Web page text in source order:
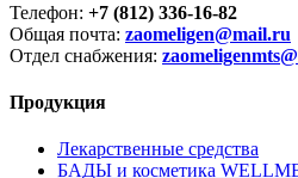
Телефон: +7 (812) 336-16-82
Общая почта: zaomeligen@mail.ru
Отдел снабжения:
Продукция
Лекарственные средства
БАДЫ и косметика